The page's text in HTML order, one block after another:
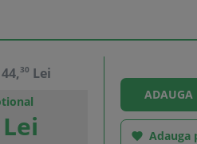
30 Lei
Lei  Adauga